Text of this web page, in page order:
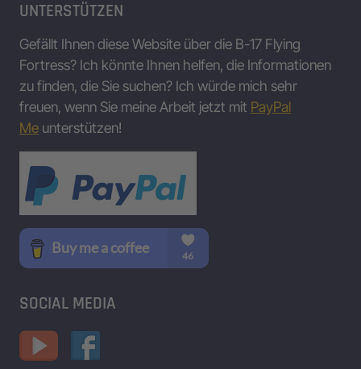
UNTERSTÜTZEN
Gefällt Ihnen diese Website über die B-17 Flying
Fortress? Ich könnte Ihnen helfen, die Informationen
zu finden, die Sie suchen? Ich würde mich sehr
freuen, wenn Sie meine Arbeit jetzt mit PayPal
Me unterstützen!
SOCIAL MEDIA